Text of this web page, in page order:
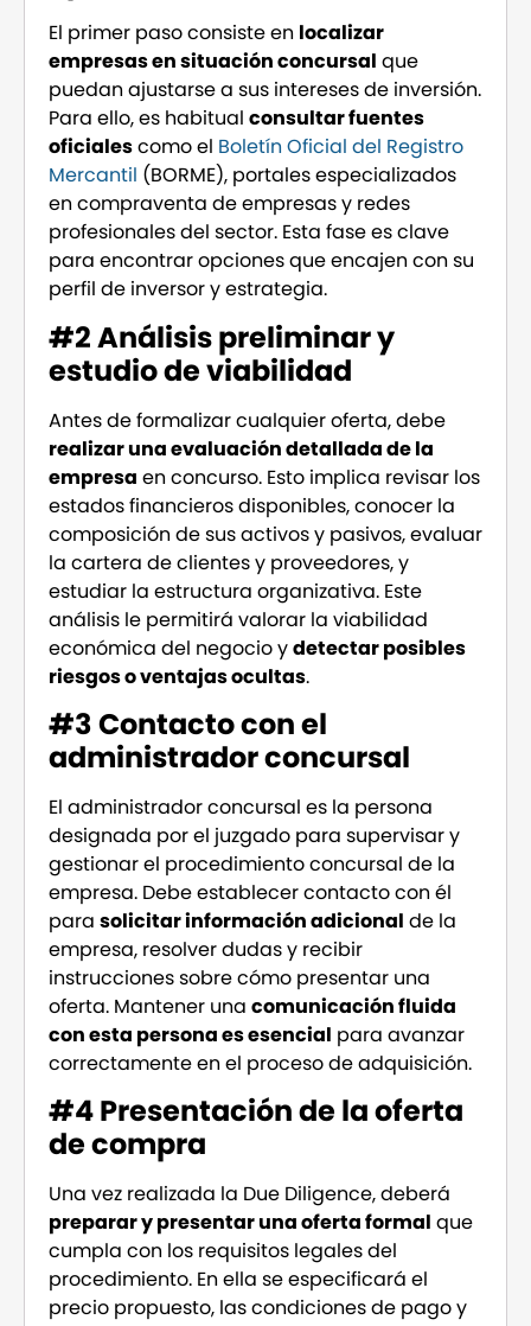
El primer paso consiste en localizar
empresas en situación concursal que
puedan ajustarse a sus intereses de inversión.
Para ello, es habitual consultar fuentes
oficialescomo el Boletín Oficial del Registro
Mercantil (BORME), portales especializados
en compraventa de empresas y redes
profesionales del sector. Esta fase es clave
para encontrar opciones que encajen con su
perfil de inversor y estrategia.
#2 Análisis preliminar y
estudio de viabilidad
Antes de formalizar cualquier oferta, debe
realizar una evaluación detallada de la
empresa en concurso. Esto implica revisar los
estados financieros disponibles, conocer la
composición de sus activos y pasivos, evaluar
la cartera de clientes y proveedores, y
estudiar la estructura organizativa. Este
análisis le permitirá valorar la viabilidad
económica del negocio ydetectar posibles
riesgos o ventajas ocultas.
#3 Contacto con el
administrador concursal
El administrador concursal es la persona
designada por el juzgado para supervisar y
gestionar el procedimiento concursal de la
empresa. Debe establecer contacto con él
para solicitar información adicional de la
empresa, resolver dudas y recibir
instrucciones sobre cómo presentar una
oferta. Mantener una comunicación fluida
con esta persona es esencial para avanzar
correctamente en el proceso de adquisición.
#4 Presentación de la oferta
de compra
Una vez realizada la Due Diligence, deberá
preparar y presentar una oferta formal que
cumpla con los requisitos legales del
procedimiento. En ella se especificará el
precio propuesto, las condiciones de pago y